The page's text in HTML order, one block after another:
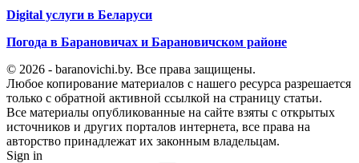
Digital услуги в Беларуси
Погода в Барановичах и Барановичском районе
© 2026 - baranovichi.by. Все права защищены.
Любое копирование материалов с нашего ресурса разрешается
только с обратной активной ссылкой на страницу статьи.
Все материалы опубликованные на сайте взяты с открытых
источников и других порталов интернета, все права на
авторство принадлежат их законным владельцам.
Sign in